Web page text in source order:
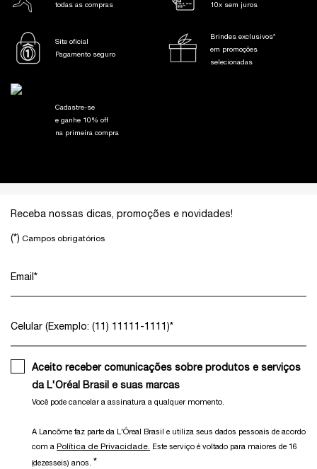
todas as compras
10x sem juros
Site oficial
Pagamento seguro
Brindes exclusivos*
em promoções
selecionadas
Cadastre-se
e ganhe 10% off
na primeira compra
Receba nossas dicas, promoções e novidades!
(*) Campos obrigatórios
Email *
Celular (Exemplo: (11) 11111-1111)*
Aceito receber comunicações sobre produtos e serviços
da L'Oréal Brasil e suas marcas
Você pode cancelar a assinatura a qualquer momento.​
A Lancôme faz parte da L'Óreal Brasil e utiliza seus dados pessoais de acordo
com a Política de Privacidade. Este serviço é voltado para maiores de 16
(dezesseis) anos. *